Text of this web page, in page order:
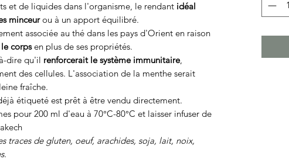
et de liquides dans l'organisme, le rendant idéal
minceurou à un apport équilibré.
associée au thé dans les pays d'Orient en raison
corpsen plus de ses propriétés.
dire qu'il renforcerait le système immunitaire,
des cellules. L'association de la menthe serait
fraîche.
étiqueté est prêt à être vendu directement.
pour 200 ml d'eau à 70°C-80°C et laisser infuser de
traces de gluten, oeuf, arachides, soja, lait, noix,